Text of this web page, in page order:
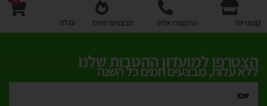
קטגוריות התקשרו אלינו מבצעים חמים עגלה
הצטרפו למועדון ההטבות שלנו
ללא עלות, מבצעים חמים כל השנה